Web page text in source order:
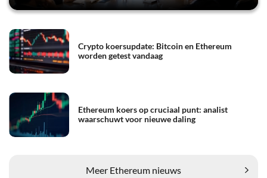
Crypto koersupdate: Bitcoin en Ethereum
worden getest vandaag
Ethereum koers op cruciaal punt: analist
waarschuwt voor nieuwe daling
Meer Ethereum nieuws